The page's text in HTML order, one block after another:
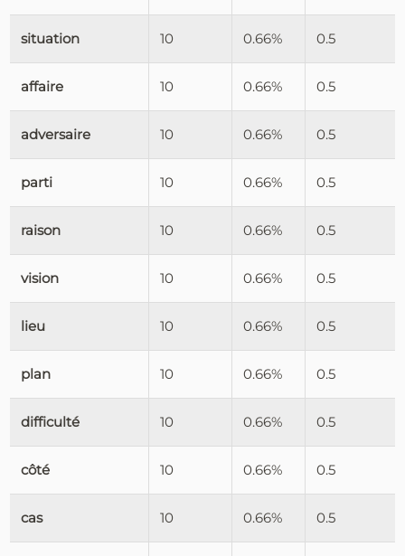
situation 10 0.66% 0.5
affaire 10 0.66% 0.5
adversaire 10 0.66% 0.5
parti 10 0.66% 0.5
raison 10 0.66% 0.5
vision 10 0.66% 0.5
lieu 10 0.66% 0.5
plan 10 0.66% 0.5
difficulté 10 0.66% 0.5
côté 10 0.66% 0.5
cas 10 0.66% 0.5